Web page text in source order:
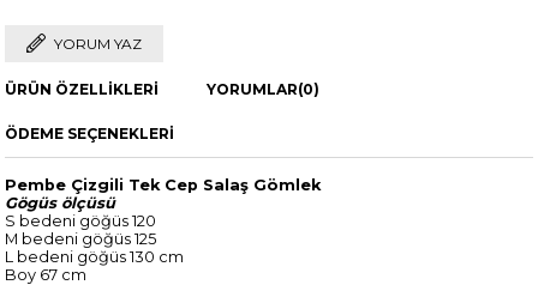
YORUM YAZ
ÜRÜN ÖZELLIKLERI YORUMLAR(0)
ÖDEME SEÇENEKLERI
Pembe Çizgili Tek Cep Salaş Gömlek
Gögüs ölçüsü
S bedeni göğüs 120
M bedeni göğüs 125
L bedeni göğüs 130 cm
Boy 67 cm